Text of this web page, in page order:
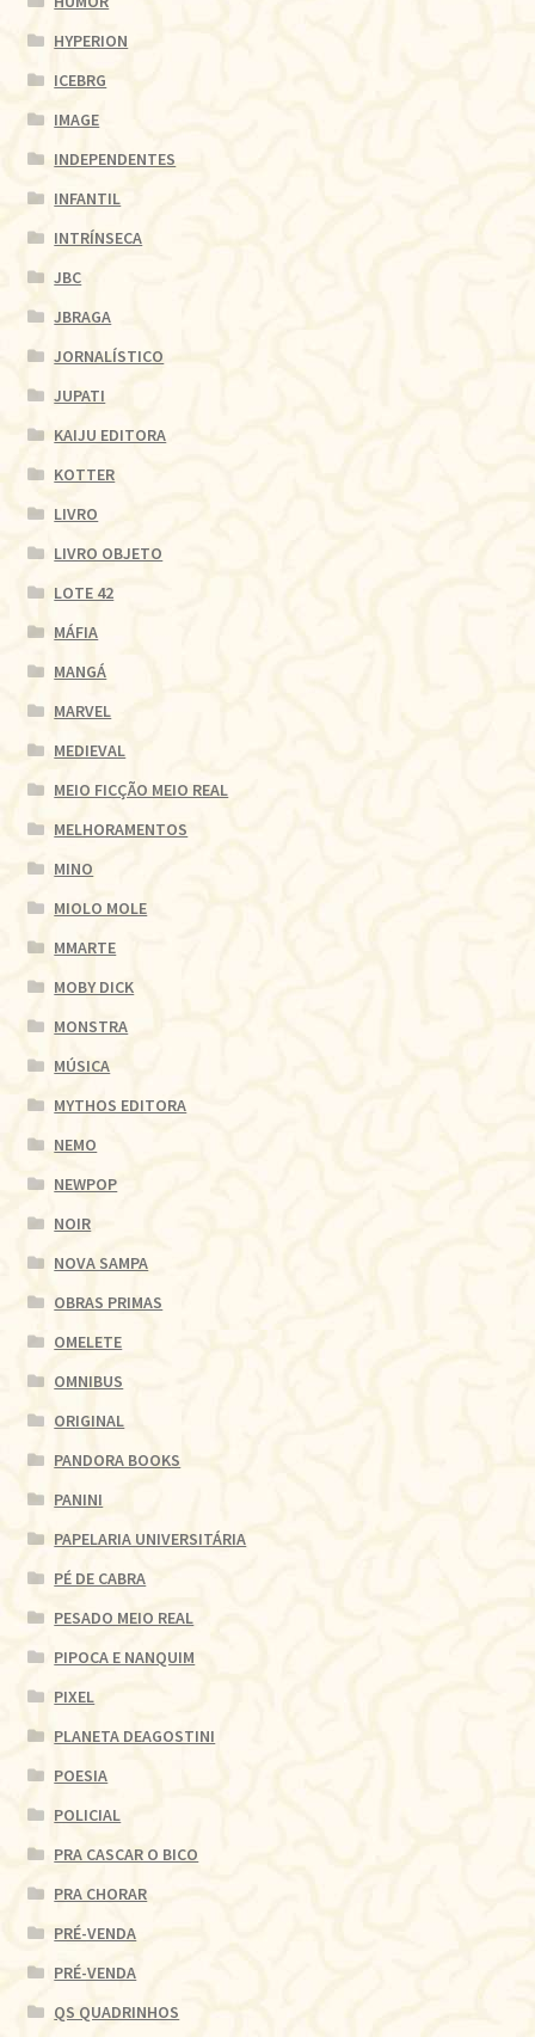
HYPERION
ICEBRG
IMAGE
INDEPENDENTES
INFANTIL
INTRÍNSECA
JBC
JBRAGA
JORNALÍSTICO
JUPATI
KAIJU EDITORA
KOTTER
LIVRO
LIVRO OBJETO
LOTE 42
MÁFIA
MANGÁ
MARVEL
MEDIEVAL
MEIO FICÇÃO MEIO REAL
MELHORAMENTOS
MINO
MIOLO MOLE
MMARTE
MOBY DICK
MONSTRA
MÚSICA
MYTHOS EDITORA
NEMO
NEWPOP
NOIR
NOVA SAMPA
OBRAS PRIMAS
OMELETE
OMNIBUS
ORIGINAL
PANDORA BOOKS
PANINI
PAPELARIA UNIVERSITÁRIA
PÉ DE CABRA
PESADO MEIO REAL
PIPOCA E NANQUIM
PIXEL
PLANETA DEAGOSTINI
POESIA
POLICIAL
PRA CASCAR O BICO
PRA CHORAR
PRÉ-VENDA
PRÉ-VENDA
QS QUADRINHOS